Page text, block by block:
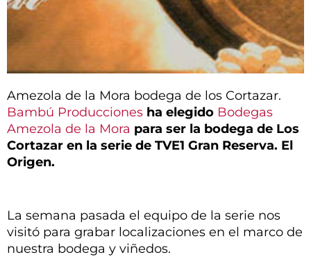
Amezola de la Mora bodega de los Cortazar.
Bambú Producciones ha elegido Bodegas
Amezola de la Mora para ser la bodega de Los
Cortazar en la serie de TVE1 Gran Reserva. El
Origen.
La semana pasada el equipo de la serie nos
visitó para grabar localizaciones en el marco de
nuestra bodega y viñedos.